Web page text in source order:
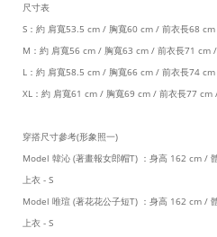
尺寸表
S：約 肩寬53.5 cm / 胸寬60 cm / 前衣長68
M：約 肩寬56 cm / 胸寬63 cm / 前衣長71 cm
L：約 肩寬58.5 cm / 胸寬66 cm / 前衣長74
XL：約 肩寬61 cm / 胸寬69 cm / 前衣長77
穿搭尺寸參考(形象照一)
Model 韓沁 (著畫報女郎帽T) ：身高 162 cm /
上衣 - S
Model 唯瑄 (著花花公子短T) ：身高 162 cm /
上衣 - S